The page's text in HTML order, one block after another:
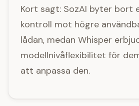
Kort sagt: SozAI byter bort
kontroll mot högre
lådan, medan Whisper
modellnivåflexibilitet för
att anpassa den.